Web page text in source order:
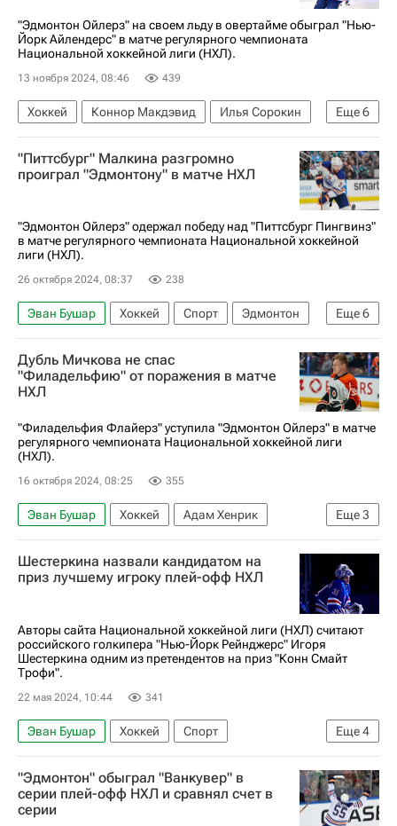
Национальная хоккейная лига (НХЛ)
"Эдмонтон Ойлерз" на своем льду в овертайме обыграл "Нью-
Йорк Айлендерс" в матче регулярного чемпионата
Национальной хоккейной лиги (НХЛ).
13 ноября 2024, 08:46 439
Еще6
Хоккей Коннор Макдэвид
Илья Сорокин
Леон Драйзайтль
Эдмонтон Ойлерз
Нью-Йорк Айлендерс
Ванкувер Кэнакс
Национальная хоккейная лига (НХЛ)
"Питтсбург" Малкина разгромно
проиграл "Эдмонтону" в матче НХЛ
"Эдмонтон Ойлерз" одержал победу над "Питтсбург Пингвинз"
в матче регулярного чемпионата Национальной хоккейной
лиги (НХЛ).
26 октября 2024, 08:37 238
Еще6
Эван Бушар Хоккей Спорт
Эдмонтон
Леон Драйзайтль
Райан Нюджент-Хопкинс
Эдмонтон Ойлерз
Питтсбург Пингвинз
Чикаго Блэкхокс
Национальная хоккейная лига (НХЛ)
Дубль Мичкова не спас
"Филадельфию" от поражения в матче
НХЛ
"Филадельфия Флайерз" уступила "Эдмонтон Ойлерз" в матче
регулярного чемпионата Национальной хоккейной лиги
(НХЛ).
16 октября 2024, 08:25 355
Еще3
Эван Бушар Хоккей
Адам Хенрик
Коннор Браун
Эдмонтон Ойлерз
Филадельфия Флайерз
Шестеркина назвали кандидатом на
приз лучшему игроку плей-офф НХЛ
Авторы сайта Национальной хоккейной лиги (НХЛ) считают
российского голкипера "Нью-Йорк Рейнджерс" Игоря
Шестеркина одним из претендентов на приз "Конн Смайт
Трофи".
22 мая 2024, 10:44 341
Еще4
Эван Бушар Хоккей
Спорт
Игорь Шестеркин
Александр Барков
Нью-Йорк Рейнджерс
Флорида Пантерз
"Эдмонтон" обыграл "Ванкувер" в
серии плей-офф НХЛ и сравнял счет в
серии